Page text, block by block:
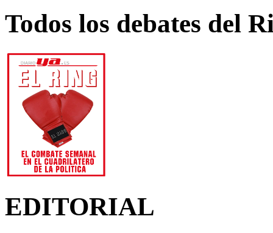
Todos los debates del
EDITORIAL